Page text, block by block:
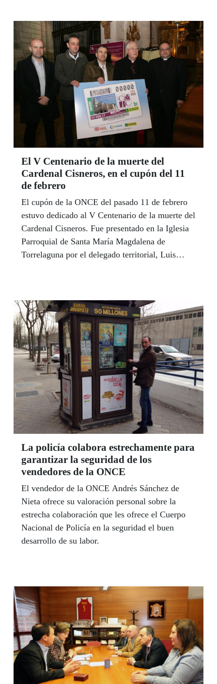
El V Centenario de la muerte del
Cardenal Cisneros, en el cupón del 11
de febrero
El cupón de la ONCE del pasado 11 de febrero
estuvo dedicado al V Centenario de la muerte del
Cardenal Cisneros. Fue presentado en la Iglesia
Parroquial de Santa María Magdalena de
Torrelaguna por el delegado territorial, Luis
La policía colabora estrechamente para
garantizar la seguridad de los
vendedores de la ONCE
El vendedor de la ONCE Andrés Sánchez de
Nieta ofrece su valoración personal sobre la
estrecha colaboración que les ofrece el Cuerpo
Nacional de Policía en la seguridad el buen
desarrollo de su labor.